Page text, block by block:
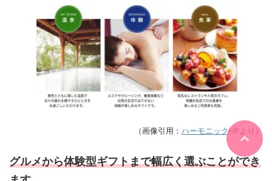
（画像引用： ハーモニックHPより）
グルメから体験型ギフトまで幅広く選ぶことができ